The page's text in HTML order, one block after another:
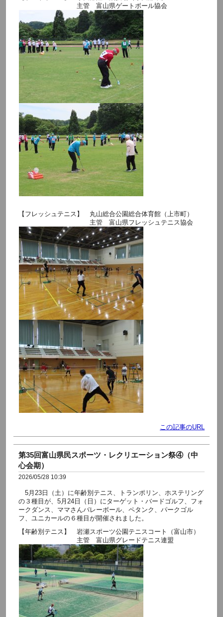
主管 富山県ゲートボール協会
【フレッシュテニス】 丸山総合公園総合体育館（上市町）
主管 富山県フレッシュテニス協会
この記事のURL
第35回富山県民スポーツ・レクリエーション祭④（中
心会期）
2026/05/28 10:39
5月23日（土）に年齢別テニス、トランポリン、ホステリング
の３種目が、5月24日（日）にターゲット・バードゴルフ、フォ
ークダンス、ママさんバレーボール、ペタンク、パークゴル
フ、ユニカールの６種目が開催されました。
【年齢別テニス】 岩瀬スポーツ公園テニスコート（富山市）
主管 富山県グレードテニス連盟